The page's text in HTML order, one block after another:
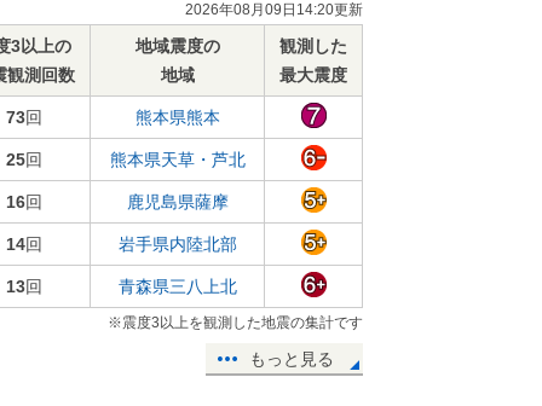
2026年08月09日14:20更新
3以上の
観測回数
地域震度の
地域
観測した
最大震度
73回 熊本県熊本
25回 熊本県天草・芦北
16回 鹿児島県薩摩
14回 岩手県内陸北部
13回 青森県三八上北
※震度3以上を観測した地震の集計です
もっと見る